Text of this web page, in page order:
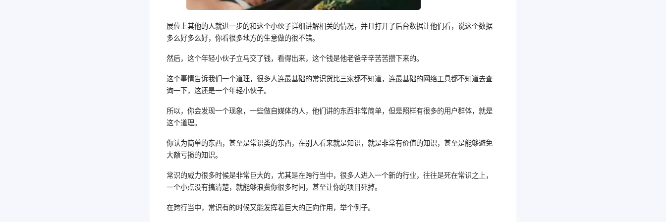
展位上其他的人就进一步的和这个小伙子详细讲解相关的情况，并且打开了后台数据让他们看，说这个数据
多么好多么好，你看很多地方的生意做的很不错。
然后，这个年轻小伙子立马交了钱，看得出来，这个钱是他老爸辛辛苦苦攒下来的。
这个事情告诉我们一个道理，很多人连最基础的常识货比三家都不知道，连最基础的网络工具都不知道去查
询一下，这还是一个年轻小伙子。
所以，你会发现一个现象，一些做自媒体的人，他们讲的东西非常简单，但是照样有很多的用户群体，就是
这个道理。
你认为简单的东西，甚至是常识类的东西，在别人看来就是知识，就是非常有价值的知识，甚至是能够避免
大额亏损的知识。
常识的威力很多时候是非常巨大的，尤其是在跨行当中，很多人进入一个新的行业，往往是死在常识之上，
一个小点没有搞清楚，就能够浪费你很多时间，甚至让你的项目死掉。
在跨行当中，常识有的时候又能发挥着巨大的正向作用，举个例子。